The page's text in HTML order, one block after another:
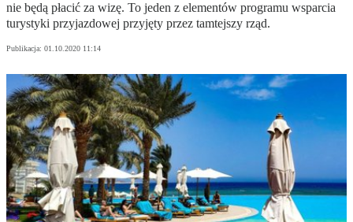
nie będą płacić za wizę. To jeden z elementów programu wsparcia
turystyki przyjazdowej przyjęty przez tamtejszy rząd.
Publikacja: 01.10.2020 11:14